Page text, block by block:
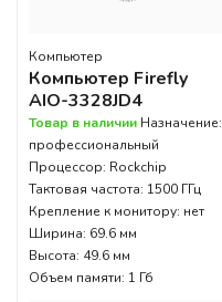
Компьютер
Компьютер Firefly
AIO-3328JD4
Товар в наличии Назначение:
профессиональный
Процессор: Rockchip
Тактовая частота: 1500 ГГц
Крепление к монитору: нет
Ширина: 69.6 мм
Высота: 49.6 мм
Объем памяти: 1 Гб